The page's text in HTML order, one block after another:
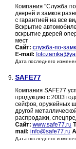
Компания "Служба
дверей и замков
с гарантией на все
Вскрытие
вскрытие дверей
мест
Сайт: служба-по-
E-mail:
Дата последнего
9. SAFE77
Компания SAFE77
продукцию с 2003
сейфов, оружейных
другой
распродажи,
Сайт: www.safe77.ru
mail: info@safe77.ru
Дата последнего